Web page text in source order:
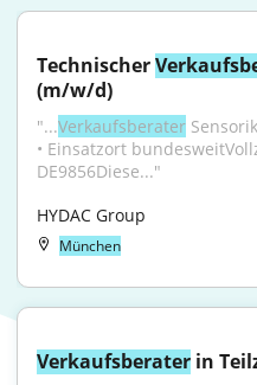
Technischer
(m/w/d)
"...Verkaufsberater
• Einsatzort
DE9856Diese..."
HYDAC Group
München
Verkaufsberater in